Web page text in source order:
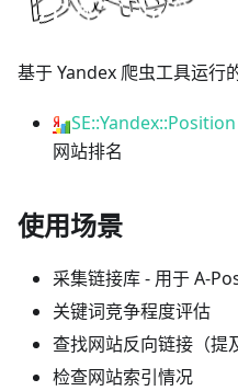
基于 Yandex 爬虫工具运行
SE::Yandex::Position
网站排名
使用场景
采集链接库 - 用于 A-
关键词竞争程度评估
查找网站反向链接（提
检查网站索引情况